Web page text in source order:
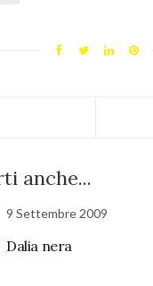
anche...
9 Settembre 2009
Dalia nera